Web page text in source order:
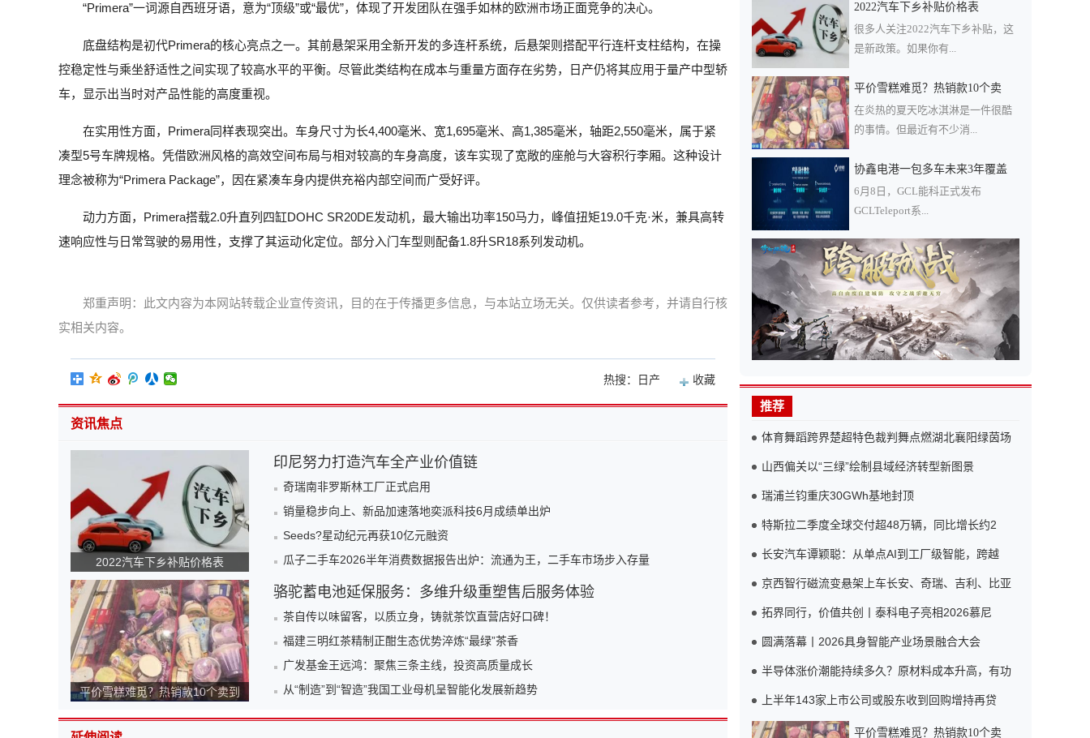
“Primera”一词源自西班牙语，意为“顶级”或“最优”，体现了开发团队在强手如林的欧洲市场正面竞争的决心。
底盘结构是初代Primera的核心亮点之一。其前悬架采用全新开发的多连杆系统，后悬架则搭配平行连杆支柱结构，在操
控稳定性与乘坐舒适性之间实现了较高水平的平衡。尽管此类结构在成本与重量方面存在劣势，日产仍将其应用于量产中型轿
车，显示出当时对产品性能的高度重视。
在实用性方面，Primera同样表现突出。车身尺寸为长4,400毫米、宽1,695毫米、高1,385毫米，轴距2,550毫米，属于紧
凑型5号车牌规格。凭借欧洲风格的高效空间布局与相对较高的车身高度，该车实现了宽敞的座舱与大容积行李厢。这种设计
理念被称为“Primera Package”，因在紧凑车身内提供充裕内部空间而广受好评。
动力方面，Primera搭载2.0升直列四缸DOHC SR20DE发动机，最大输出功率150马力，峰值扭矩19.0千克·米，兼具高转
速响应性与日常驾驶的易用性，支撑了其运动化定位。部分入门车型则配备1.8升SR18系列发动机。
郑重声明：此文内容为本网站转载企业宣传资讯，目的在于传播更多信息，与本站立场无关。仅供读者参考，并请自行核
实相关内容。
热搜：日产 收藏
资讯焦点
2022汽车下乡补贴价格表
平价雪糕难觅？热销款10个卖到
印尼努力打造汽车全产业价值链
奇瑞南非罗斯林工厂正式启用
销量稳步向上、新品加速落地奕派科技6月成绩单出炉
Seeds?星动纪元再获10亿元融资
瓜子二手车2026半年消费数据报告出炉：流通为王，二手车市场步入存量
骆驼蓄电池延保服务：多维升级重塑售后服务体验
茶自传以味留客，以质立身，铸就茶饮直营店好口碑！
福建三明红茶精制正酣生态优势淬炼“最绿”茶香
广发基金王远鸿：聚焦三条主线，投资高质量成长
从“制造”到“智造”我国工业母机呈智能化发展新趋势
2022汽车下乡补贴价格表
很多人关注2022汽车下乡补贴，这
是新政策。如果你有...
平价雪糕难觅？热销款10个卖
在炎热的夏天吃冰淇淋是一件很酷
的事情。但最近有不少消...
协鑫电港一包多车未来3年覆盖
6月8日，GCL能科正式发布
GCLTeleport系...
推荐
体育舞蹈跨界楚超特色裁判舞点燃湖北襄阳绿茵场
山西偏关以“三绿”绘制县域经济转型新图景
瑞浦兰钧重庆30GWh基地封顶
特斯拉二季度全球交付超48万辆，同比增长约2
长安汽车谭颖聪：从单点AI到工厂级智能，跨越
京西智行磁流变悬架上车长安、奇瑞、吉利、比亚
拓界同行，价值共创丨泰科电子亮相2026慕尼
圆满落幕丨2026具身智能产业场景融合大会
半导体涨价潮能持续多久？原材料成本升高，有功
上半年143家上市公司或股东收到回购增持再贷
平价雪糕难觅？热销款10个卖